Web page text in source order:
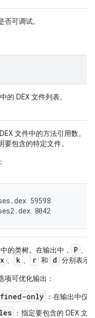
否可调试。
的 DEX 文件列表。
文件中的方法引用数。
要包含的特定文件。
59598
8042
的类树。在输出中， P 、
x 、 k 、 r 和 d 分别表示
项可优化输出：
only ：在输出中仅
：指定要包含的 DEX 文